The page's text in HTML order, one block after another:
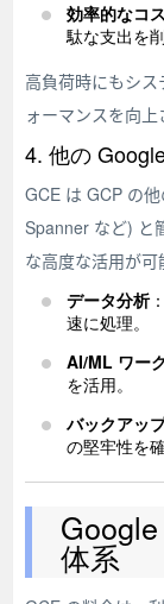
効率的なコ
駄な支出を削
高負荷時にもシ
ォーマンスを向上
4. 他の
GCE は GCP の
Spanner など) と
な高度な活用が可
データ分析
速に処理。
AI/ML ワー
を活用。
バックアッ
の堅牢性を確
体系